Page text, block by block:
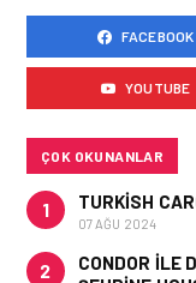
FACEBOOK
YOUTUBE
ÇOK OKUNANLAR
1 TURKISH
07 AĞU 2024
2
CONDOR ILE